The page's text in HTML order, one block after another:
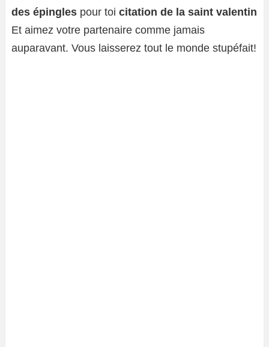
des épingles pour toi citation de la saint valentin
Et aimez votre partenaire comme jamais
auparavant. Vous laisserez tout le monde stupéfait!